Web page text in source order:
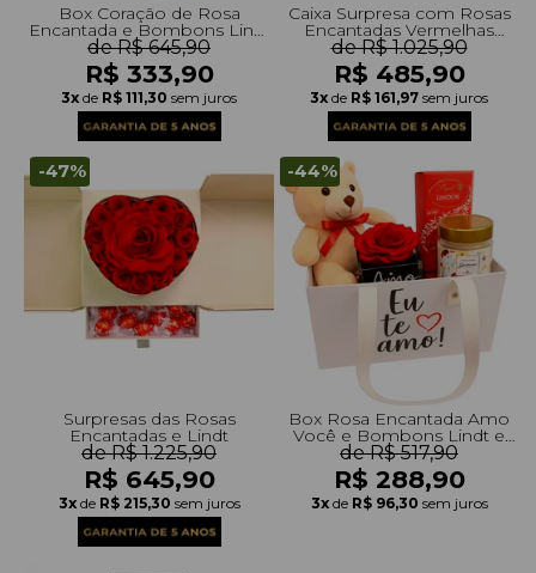
Box Coração de Rosa
Encantada e Bombons Lindt
e Vela Encontro Floral
Giuliana Flores
de R$ 645,90
R$ 333,90
3x de R$ 111,30 sem juros
Caixa Surpresa com Rosas
Encantadas Vermelhas
Boutique
de R$ 1.025,90
R$ 485,90
3x de R$ 161,97 sem juros
-47%
Surpresas das Rosas
Encantadas e Lindt
de R$ 1.225,90
R$ 645,90
3x de R$ 215,30 sem juros
-44%
Box Rosa Encantada Amo
Você e Bombons Lindt e
Vela Encontro Floral Giuliana
Flores
de R$ 517,90
R$ 288,90
3x de R$ 96,30 sem juros